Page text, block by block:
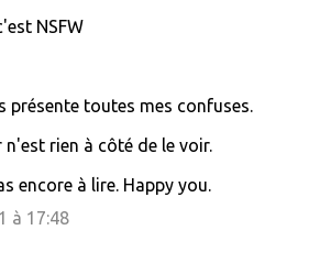
NSFW
présente toutes mes confuses.
n'est rien à côté de le voir.
encore à lire. Happy you.
à 17:48